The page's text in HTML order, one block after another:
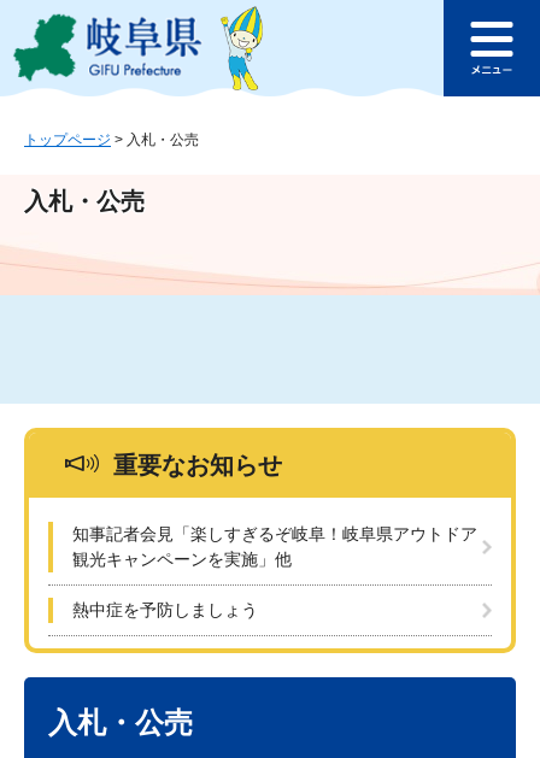
ジ
ュ
文
このページの本文へ
ュ
トップページ > 入札・公売
入札・公売
重要なお知らせ
知事記者会見「楽しすぎるぞ岐阜！岐阜県アウトドア
観光キャンペーンを実施」他
熱中症を予防しましょう
入札・公売